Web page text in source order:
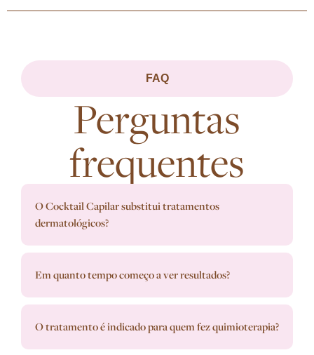
FAQ
Perguntas
frequentes
O Cocktail Capilar substitui tratamentos
dermatológicos?
Em quanto tempo começo a ver resultados?
O tratamento é indicado para quem fez quimioterapia?